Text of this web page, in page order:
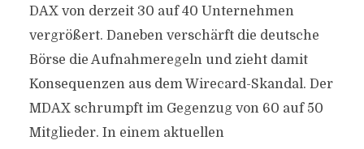
DAX von derzeit 30 auf 40 Unternehmen
vergrößert. Daneben verschärft die deutsche
Börse die Aufnahmeregeln und zieht damit
Konsequenzen aus dem Wirecard-Skandal. Der
MDAX schrumpft im Gegenzug von 60 auf 50
Mitglieder. In einem aktuellen